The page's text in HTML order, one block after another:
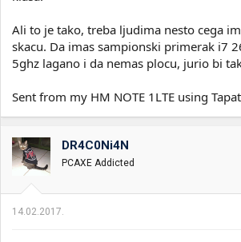
Ali to je tako, treba ljudima nesto cega
skacu. Da imas sampionski primerak i7
5ghz lagano i da nemas plocu, jurio bi
Sent from my HM NOTE 1LTE using
DR4C0Ni4N
PCAXE Addicted
14.02.2017.